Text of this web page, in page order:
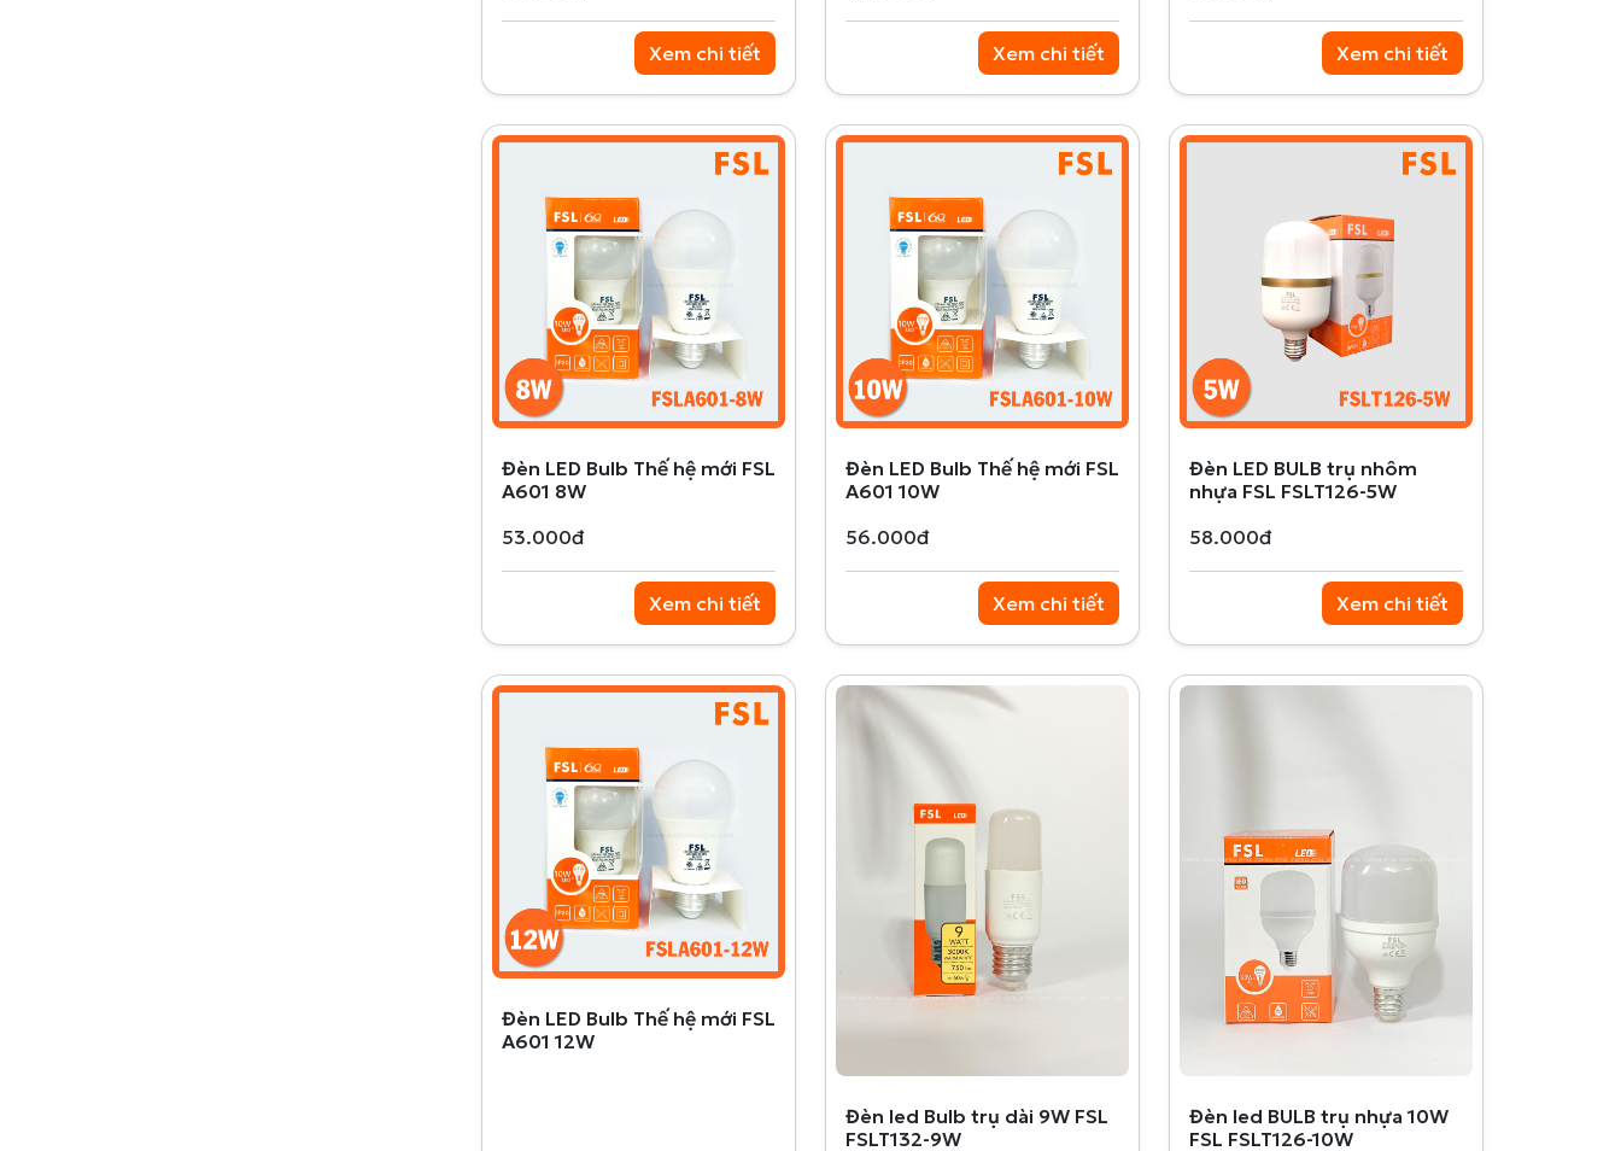
Xem chi tiết Xem chi tiết Xem chi tiết
Đèn LED Bulb Thế hệ mới FSL
A601 8W
53.000đ
Xem chi tiết
Đèn LED Bulb Thế hệ mới FSL
A601 10W
56.000đ
Xem chi tiết
Đèn LED BULB trụ nhôm
nhựa FSL FSLT126-5W
58.000đ
Xem chi tiết
Đèn LED Bulb Thế hệ mới FSL
A601 12W
Đèn led Bulb trụ dài 9W FSL
FSLT132-9W
Đèn led BULB trụ nhựa 10W
FSL FSLT126-10W